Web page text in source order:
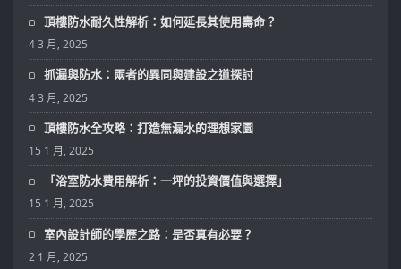
頂樓防水耐久性解析：如何延長其使用壽命？
4 3 月, 2025
抓漏與防水：兩者的異同與建設之道探討
4 3 月, 2025
頂樓防水全攻略：打造無漏水的理想家園
15 1 月, 2025
「浴室防水費用解析：一坪的投資價值與選擇」
15 1 月, 2025
室內設計師的學歷之路：是否真有必要？
2 1 月, 2025